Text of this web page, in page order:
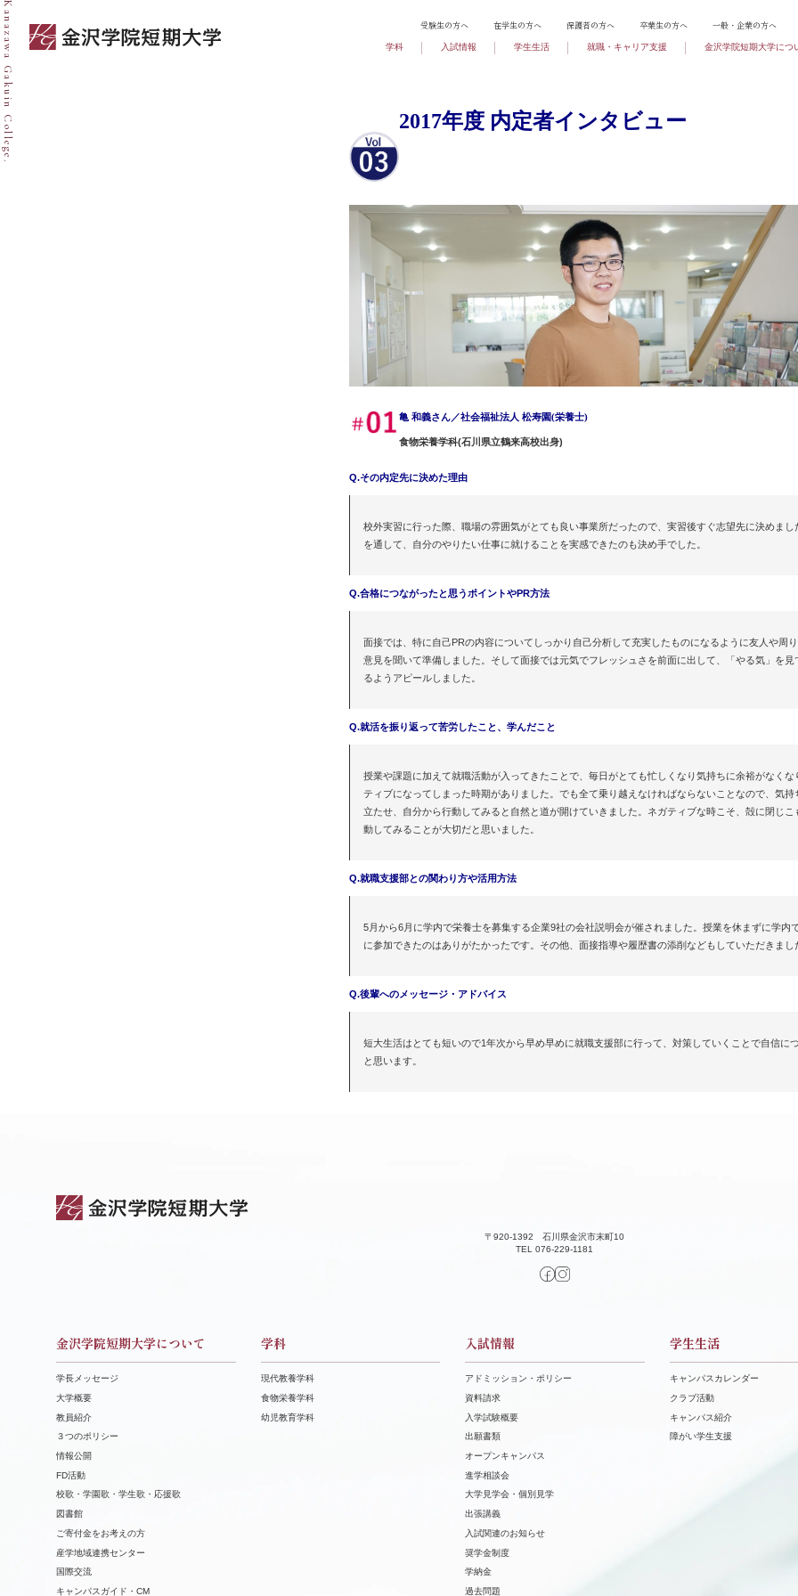
学科 入試情報 学生生活 就職・キャリア支援 金沢学院短期大学につ
受験生の方へ 在学生の方へ 保護者の方へ 卒業生の方へ 一般・企業の方へ
Kanazawa Gakuin College. 2017年度 内定者インタビュー
亀 和義さん／社会福祉法人 松寿園(栄養士)
食物栄養学科(石川県立鶴来高校出身)
Q.その内定先に決めた理由
校外実習に行った際、職場の雰囲気がとても良い事業所だったので、実習後すぐ志望先に決めまし
を通して、自分のやりたい仕事に就けることを実感できたのも決め手でした。
Q.合格につながったと思うポイントやPR方法
面接では、特に自己PRの内容についてしっかり自己分析して充実したものになるように友人や周
意見を聞いて準備しました。そして面接では元気でフレッシュさを前面に出して、「やる気」を見
るようアピールしました。
Q.就活を振り返って苦労したこと、学んだこと
授業や課題に加えて就職活動が入ってきたことで、毎日がとても忙しくなり気持ちに余裕がなくな
ティブになってしまった時期がありました。でも全て乗り越えなければならないことなので、気持
立たせ、自分から行動してみると自然と道が開けていきました。ネガティブな時こそ、殻に閉じこ
動してみることが大切だと思いました。
Q.就職支援部との関わり方や活用方法
5月から6月に学内で栄養士を募集する企業9社の会社説明会が催されました。授業を休まずに学内
に参加できたのはありがたかったです。その他、面接指導や履歴書の添削などもしていただきまし
Q.後輩へのメッセージ・アドバイス
短大生活はとても短いので1年次から早め早めに就職支援部に行って、対策していくことで自信に
と思います。
〒920-1392 石川県金沢市末町10
TEL 076-229-1181
金沢学院短期大学について
学長メッセージ
大学概要
教員紹介
３つのポリシー
情報公開
FD活動
校歌・学園歌・学生歌・応援歌
図書館
ご寄付金をお考えの方
産学地域連携センター
国際交流
キャンパスガイド・CM
学科
現代教養学科
食物栄養学科
幼児教育学科
入試情報
アドミッション・ポリシー
資料請求
⼊学試験概要
出願書類
オープンキャンパス
進学相談会
⼤学⾒学会・個別⾒学
出張講義
⼊試関連のお知らせ
奨学⾦制度
学納⾦
過去問題
学生生活
キャンパスカレンダー
クラブ活動
キャンパス紹介
障がい学⽣⽀援